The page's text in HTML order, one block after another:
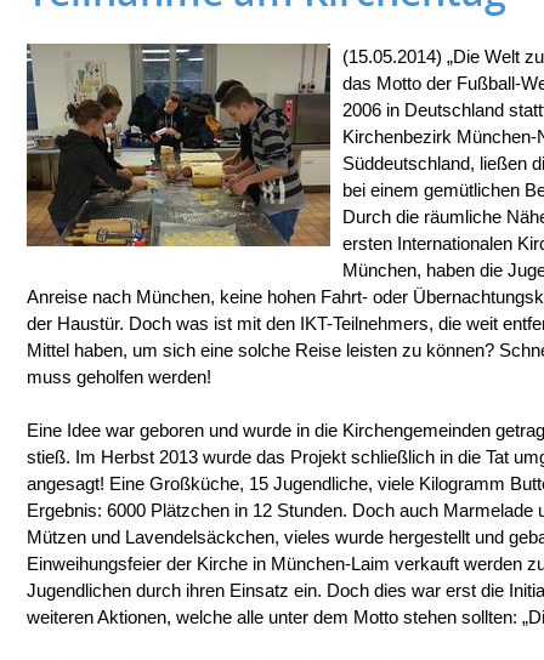
(15.05.2014) „Die Welt
das Motto der Fußball-
2006 in Deutschland
Kirchenbezirk
Süddeutschland, ließen
bei einem gemütlichen
Durch die räumliche
ersten Internationalen
München, haben die
Anreise nach München, keine hohen Fahrt- oder
der Haustür. Doch was ist mit den IKT-Teilnehmers, die weit
Mittel haben, um sich eine solche Reise leisten zu können?
muss geholfen werden!
Eine Idee war geboren und wurde in die Kirchengemeinden
stieß. Im Herbst 2013 wurde das Projekt schließlich in die Tat
angesagt! Eine Großküche, 15 Jugendliche, viele Kilogramm
Ergebnis: 6000 Plätzchen in 12 Stunden. Doch auch Marmelade
Mützen und Lavendelsäckchen, vieles wurde hergestellt und
Einweihungsfeier der Kirche in München-Laim verkauft werden
Jugendlichen durch ihren Einsatz ein. Doch dies war erst die
weiteren Aktionen, welche alle unter dem Motto stehen sollten: